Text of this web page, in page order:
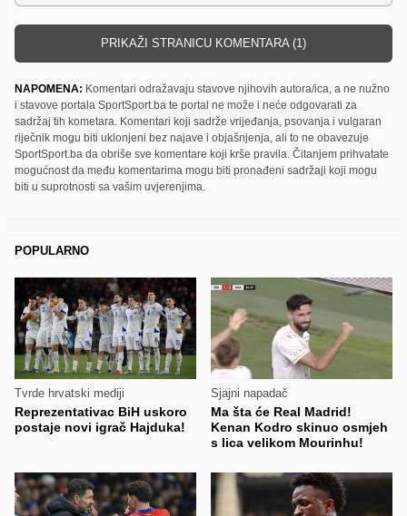
PRIKAŽI STRANICU KOMENTARA (1)
NAPOMENA: Komentari odražavaju stavove njihovih autora/ica, a ne nužno
i stavove portala SportSport.ba te portal ne može i neće odgovarati za
sadržaj tih kometara. Komentari koji sadrže vrijeđanja, psovanja i vulgaran
riječnik mogu biti uklonjeni bez najave i objašnjenja, ali to ne obavezuje
SportSport.ba da obriše sve komentare koji krše pravila. Čitanjem prihvatate
mogućnost da među komentarima mogu biti pronađeni sadržaji koji mogu
biti u suprotnosti sa vašim uvjerenjima.
POPULARNO
Tvrde hrvatski mediji
Reprezentativac BiH uskoro
postaje novi igrač Hajduka!
Sjajni napadač
Ma šta će Real Madrid!
Kenan Kodro skinuo osmjeh
s lica velikom Mourinhu!